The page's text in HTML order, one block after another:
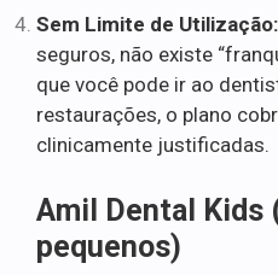
Sem Limite de Utilização:
seguros, não existe
que você pode ir ao
restaurações, o plano
clinicamente justificadas.
Amil Dental Kids
pequenos)